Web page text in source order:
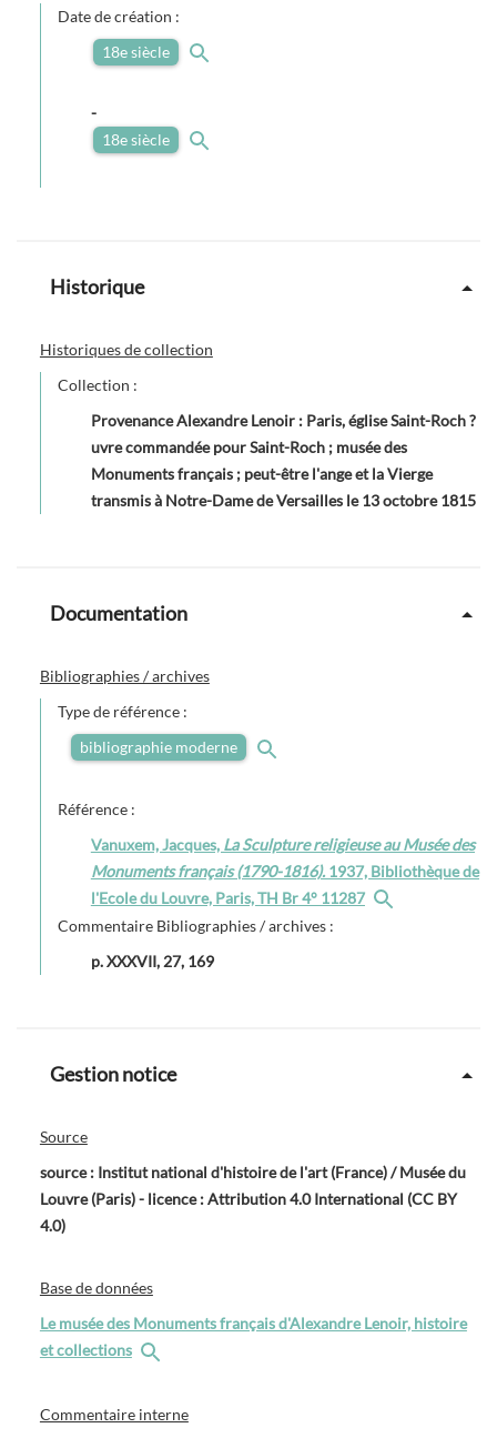
Date de création :
18e siècle
-
18e siècle
Historique
Historiques de collection
Collection :
Provenance Alexandre Lenoir : Paris, église Saint-Roch ?
uvre commandée pour Saint-Roch ; musée des
Monuments français ; peut-être l'ange et la Vierge
transmis à Notre-Dame de Versailles le 13 octobre 1815
Documentation
Bibliographies / archives
Type de référence :
bibliographie moderne
Référence :
Vanuxem, Jacques, La Sculpture religieuse au Musée des
Monuments français (1790-1816).1937, Bibliothèque de
l'Ecole du Louvre, Paris, TH Br 4° 11287
Commentaire Bibliographies / archives :
p. XXXVII, 27, 169
Gestion notice
Source
source : Institut national d'histoire de l'art (France) / Musée du
Louvre (Paris) - licence : Attribution 4.0 International (CC BY
4.0)
Base de données
Le musée des Monuments français d'Alexandre Lenoir, histoire
et collections
Commentaire interne